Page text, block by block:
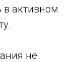
в активном
не